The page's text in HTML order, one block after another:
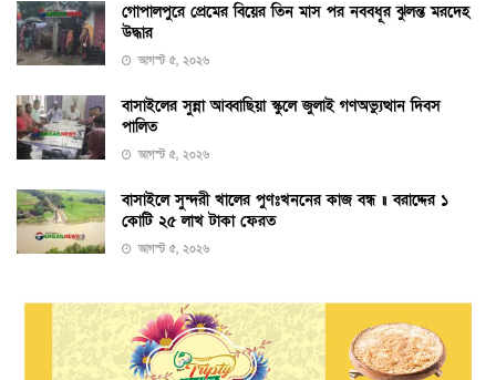
গোপালপুরে প্রেমের বিয়ের তিন মাস পর নববধূর ঝুলন্ত মরদেহ
উদ্ধার
আগস্ট ৫, ২০২৬
বাসাইলের সুন্না আব্বাছিয়া স্কুলে জুলাই গণঅভ্যুত্থান দিবস
পালিত
আগস্ট ৫, ২০২৬
বাসাইলে সুন্দরী খালের পুণঃখননের কাজ বন্ধ ॥ বরাদ্দের ১
কোটি ২৫ লাখ টাকা ফেরত
আগস্ট ৫, ২০২৬